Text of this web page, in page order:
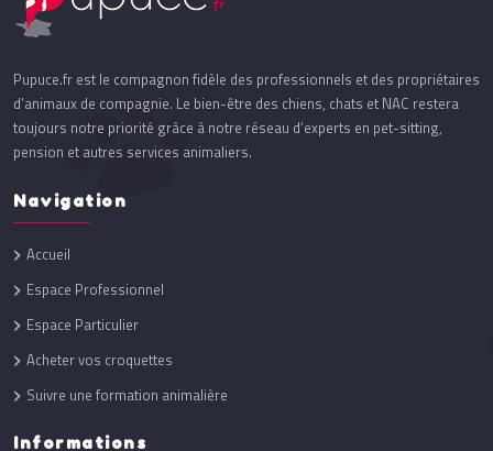
Pupuce.fr est le compagnon fidèle des professionnels et des propriétaires
d’animaux de compagnie. Le bien-être des chiens, chats et NAC restera
toujours notre priorité grâce à notre réseau d’experts en pet-sitting,
pension et autres services animaliers.
Navigation
Accueil
Espace Professionnel
Espace Particulier
Acheter vos croquettes
Suivre une formation animalière
Informations